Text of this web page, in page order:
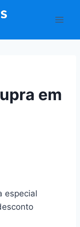
em
especial